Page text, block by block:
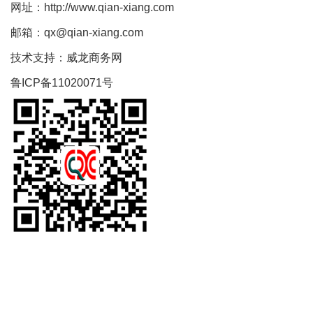
网址： http://www.qian-xiang.com
邮箱： qx@qian-xiang.com
技术支持：威龙商务网
鲁ICP备11020071号